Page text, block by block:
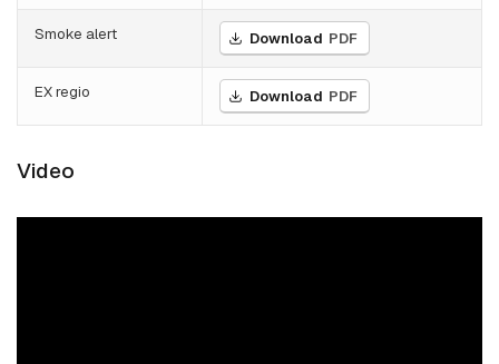
Smoke alert Download PDF
EX regio Download PDF
Video